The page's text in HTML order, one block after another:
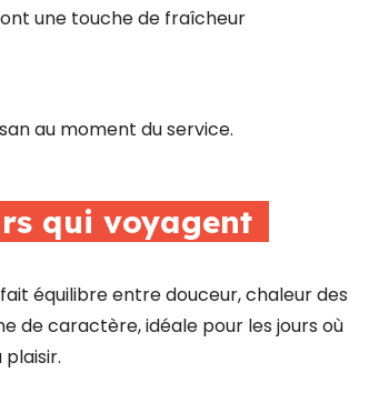
une touche de fraîcheur
au moment du service.
qui voyagent
équilibre entre douceur, chaleur des
de caractère, idéale pour les jours où